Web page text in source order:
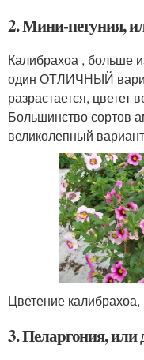
2. Мини-петуния,
Калибрахоа , больше
один ОТЛИЧНЫЙ
разрастается, цветет
Большинство сортов
великолепный
Цветение
3. Пеларгония,